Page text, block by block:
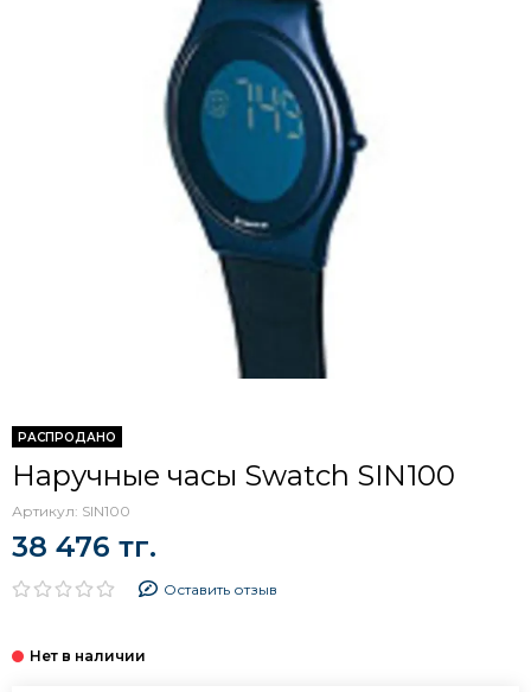
РАСПРОДАНО
Наручные часы Swatch SIN100
Артикул: SIN100
38 476 тг.
Оставить отзыв